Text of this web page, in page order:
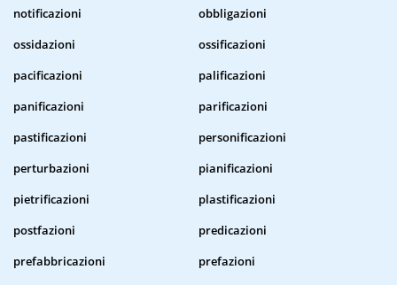
notificazioni
obbligazioni
ossidazioni
ossificazioni
pacificazioni
palificazioni
panificazioni
parificazioni
pastificazioni
personificazioni
perturbazioni
pianificazioni
pietrificazioni
plastificazioni
postfazioni
predicazioni
prefabbricazioni
prefazioni